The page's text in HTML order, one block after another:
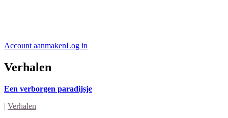
Account aanmakenLog in
Verhalen
Een verborgen paradijsje
| Verhalen